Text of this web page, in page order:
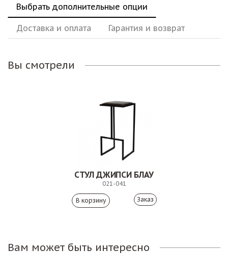
Выбрать дополнительные опции
Доставка и оплата Гарантия и возврат
Вы смотрели
СТУЛ ДЖИПСИ БЛАУ
021-041
Заказ
Вам может быть интересно